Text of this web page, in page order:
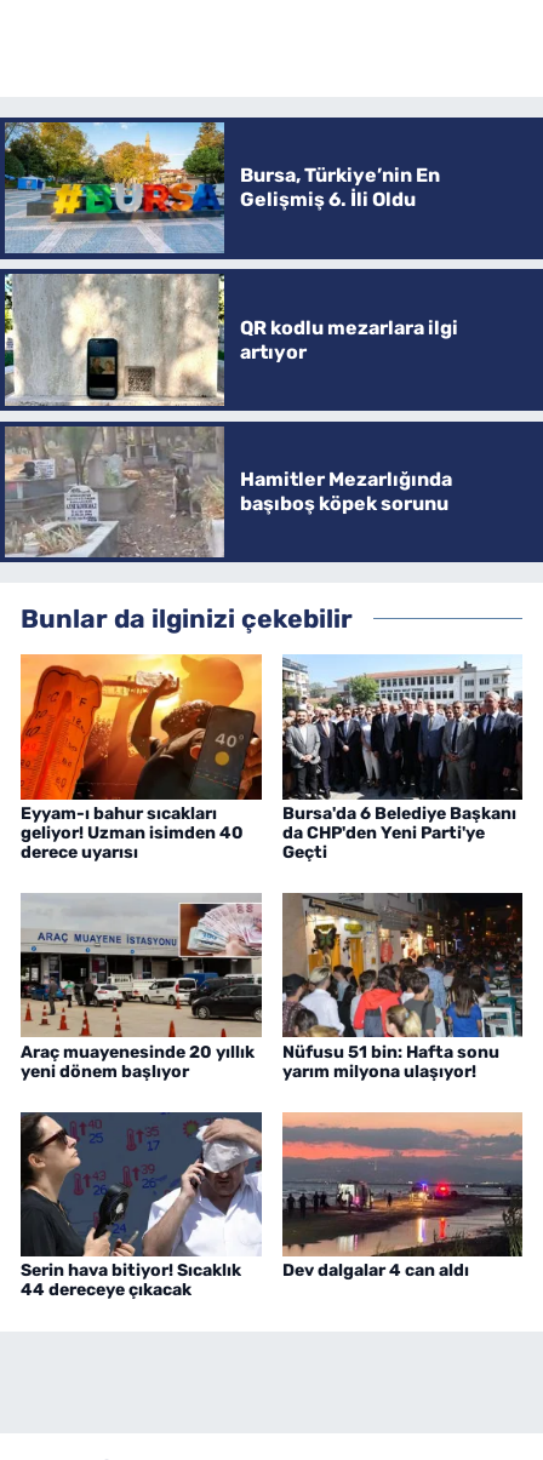
Bursa, Türkiye’nin En
Gelişmiş 6. İli Oldu
QR kodlu mezarlara ilgi
artıyor
Hamitler Mezarlığında
başıboş köpek sorunu
Bunlar da ilginizi çekebilir
Eyyam-ı bahur sıcakları
geliyor! Uzman isimden 40
derece uyarısı
Bursa'da 6 Belediye Başkanı
da CHP'den Yeni Parti'ye
Geçti
Araç muayenesinde 20 yıllık
yeni dönem başlıyor
Nüfusu 51 bin: Hafta sonu
yarım milyona ulaşıyor!
Serin hava bitiyor! Sıcaklık
44 dereceye çıkacak
Dev dalgalar 4 can aldı